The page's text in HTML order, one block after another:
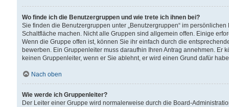
Wo finde ich die Benutzergruppen und wie trete ich ihnen bei?
Sie finden die Benutzergruppen unter „Benutzergruppen“ im
Schaltfläche machen. Nicht alle Gruppen sind allgemein offen. Einige
Wenn die Gruppe offen ist, können Sie ihr einfach durch die
bewerben. Ein Gruppenleiter muss daraufhin Ihren Antrag annehmen.
keinen Gruppenleiter, wenn er Sie ablehnt, er wird einen Grund dafür
Nach oben
Wie werde ich Gruppenleiter?
Der Leiter einer Gruppe wird normalerweise durch die Board-